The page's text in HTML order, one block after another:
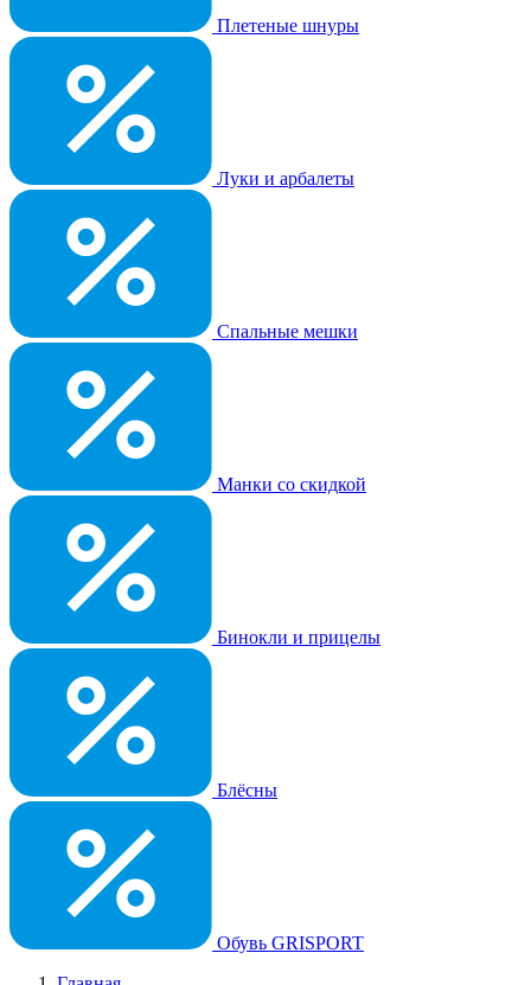
Плетеные шнуры
Луки и арбалеты
Спальные мешки
Манки со скидкой
Бинокли и прицелы
Блёсны
Обувь GRISPORT